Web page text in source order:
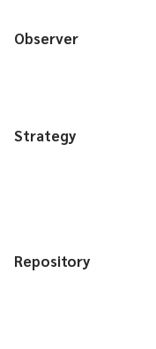
Observer
Strategy
Repository